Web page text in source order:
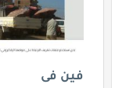
فين فى